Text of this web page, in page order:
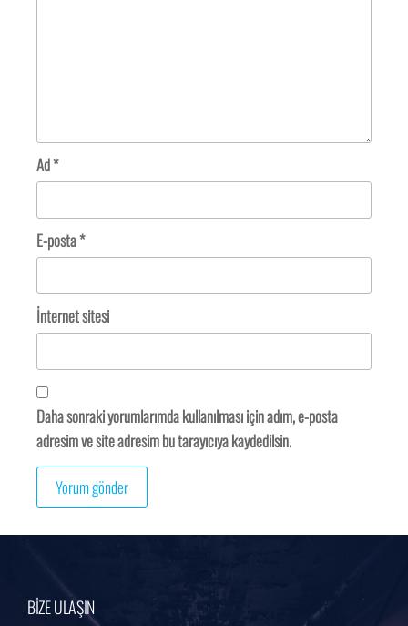
Ad*
E-posta*
İnternet sitesi
Daha sonraki yorumlarımda kullanılması için adım, e-posta
adresim ve site adresim bu tarayıcıya kaydedilsin.
BİZE ULAŞIN